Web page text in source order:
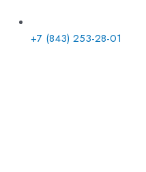
+7 (843) 253-28-01